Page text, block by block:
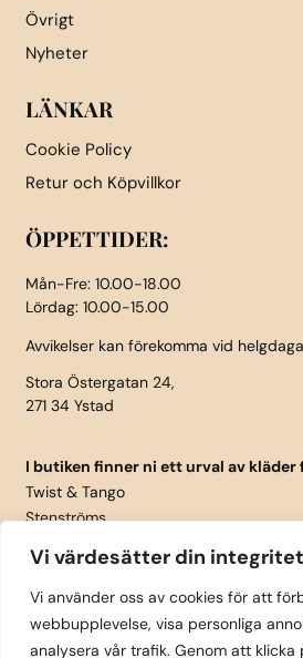
Vi värdesätter din integritet
Vi använder oss av cookies för att
webbupplevelse, visa personliga
analysera vår trafik. Genom att klicka
Övrigt
Nyheter
LÄNKAR
Cookie Policy
Retur och Köpvillkor
ÖPPETTIDER:
Mån-Fre: 10.00-18.00
Lördag: 10.00-15.00
Avvikelser kan förekomma vid
Stora Östergatan 24,
271 34 Ystad
I butiken finner ni ett urval av kläder
Twist & Tango
Stenströms
Isay
LauRie
Rosemunde